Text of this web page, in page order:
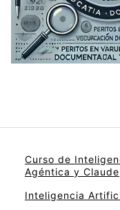
Curso de
Agéntica y Claude
Inteligencia